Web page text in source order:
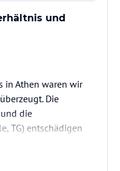
und
in Athen waren wir
Die
die
TG) entschädigen